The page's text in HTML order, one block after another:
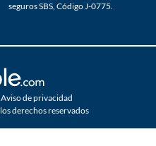
seguros SBS, Código J-0775.
de privacidad
derechos reservados